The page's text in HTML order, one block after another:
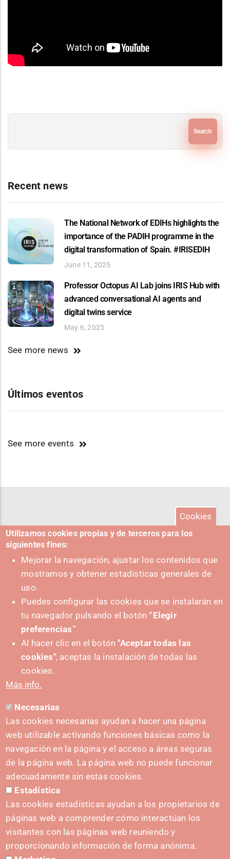
Recent news
The National Network of EDIHs highlights the
importance of the PADIH programme in the
digital transformation of Spain. #IRISEDIH
June 11, 2025
Professor Octopus AI Lab joins IRIS Hub with
advanced conversational AI agents and
digital twins service
May 6, 2025
See more news
Últimos eventos
See more events
PUSHED FORWARD BY:
CONTACT
hola@irisnavarra.com
(+34) 628 23 12 32
C. del Sadar, 31006 Pamplona
Contact form
Press Kit
INITIATIVES
Cookies
Utilizamos cookies propias y de terceros para los
siguientes fines:
Mejorar la navegación, ajustar los contenidos que
mostramos y obtener estadísticas generales de
uso.
Puedes configurar las cookies que se instalarán en
tu navegador pulsando el botón “Elegir
preferencias”.
Al hacer clic en el botón"Aceptar todas las
cookies", aceptas la instalación de todas las
cookies.
Más info.
Necesarias
Las cookies necesarias ayudan a hacer una página
web utilizable activando funciones básicas como la
navegación en la página y el acceso a áreas seguras
de la página web. La página web no puede funcionar
adecuadamente sin estas cookies.
Estadística
Las cookies estadísticas ayudan a los propietarios de
páginas web a comprender cómo interactúan los
visitantes con las páginas web reuniendo y
proporcionando información de forma anónima.